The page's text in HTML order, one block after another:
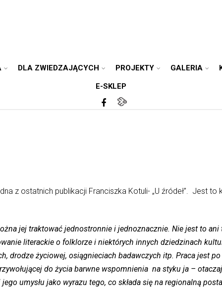
DLA ZWIEDZAJĄCYCH PROJEKTY GALERIA
E-SKLEP
z ostatnich publikacji Franciszka Kotuli- „U źródeł”. Jest
jej traktować jednostronnie i jednoznacznie. Nie jest to
literackie o folklorze i niektórych innych dziedzinach
drodze życiowej, osiągnieciach badawczych itp. Praca jest
do życia barwne wspomnienia na styku ja –
umysłu jako wyrazu tego, co składa się na regionalną